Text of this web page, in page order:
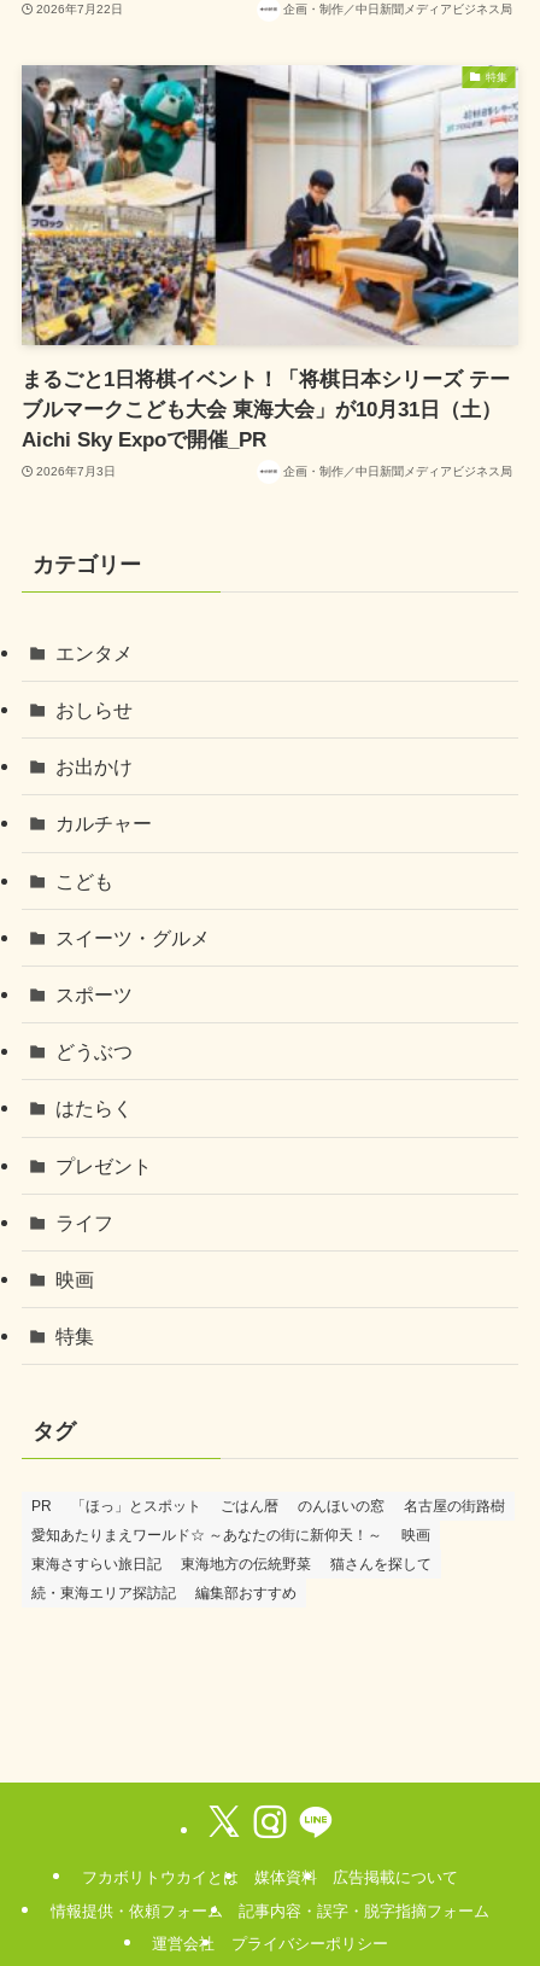
2026年7月22日 企画・制作／中日新聞メディアビジネス局
特集
まるごと1日将棋イベント！「将棋日本シリーズ テー
ブルマークこども大会 東海大会」が10月31日（土）
Aichi Sky Expoで開催_PR
2026年7月3日 企画・制作／中日新聞メディアビジネス局
カテゴリー
エンタメ
おしらせ
お出かけ
カルチャー
こども
スイーツ・グルメ
スポーツ
どうぶつ
はたらく
プレゼント
ライフ
映画
特集
タグ
PR 「ほっ」とスポット ごはん暦 のんほいの窓
名古屋の街路樹
愛知あたりまえワールド☆ ～あなたの街に新仰天！～
映画
東海さすらい旅日記
東海地方の伝統野菜
猫さんを探して
続・東海エリア探訪記
編集部おすすめ
フカボリトウカイとは 媒体資料
広告掲載について
情報提供・依頼フォーム
記事内容・誤字・脱字指摘フォーム
運営会社
プライバシーポリシー